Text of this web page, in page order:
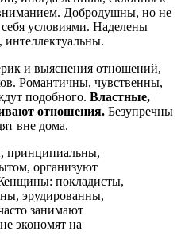
Добродушны, но не
условиями. Наделены
интеллектуальны.
и выяснения отношений,
Романтичны, чувственны,
подобного. Властные,
отношения. Безупречны
вне дома.
принципиальны,
организуют
покладисты,
эрудированны,
занимают
экономят на